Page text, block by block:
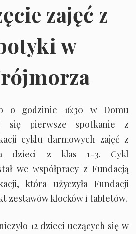
zajęć z
w
o godzinie 16:30 w Domu
się pierwsze spotkanie z
cyklu darmowych zajęć z
dzieci z klas 1-3. Cykl
we współpracy z Fundacją
która użyczyła Fundacji
zestawów klocków i tabletów.
12 dzieci uczących się w